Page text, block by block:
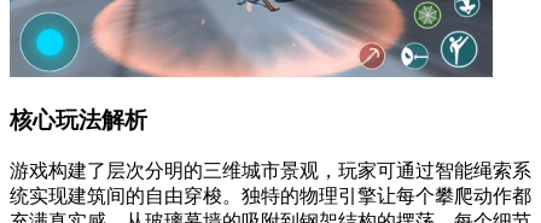
核心玩法解析
游戏构建了层次分明的三维城市景观，玩家可通过智能绳索系
统实现建筑间的自由穿梭。独特的物理引擎让每个攀爬动作都